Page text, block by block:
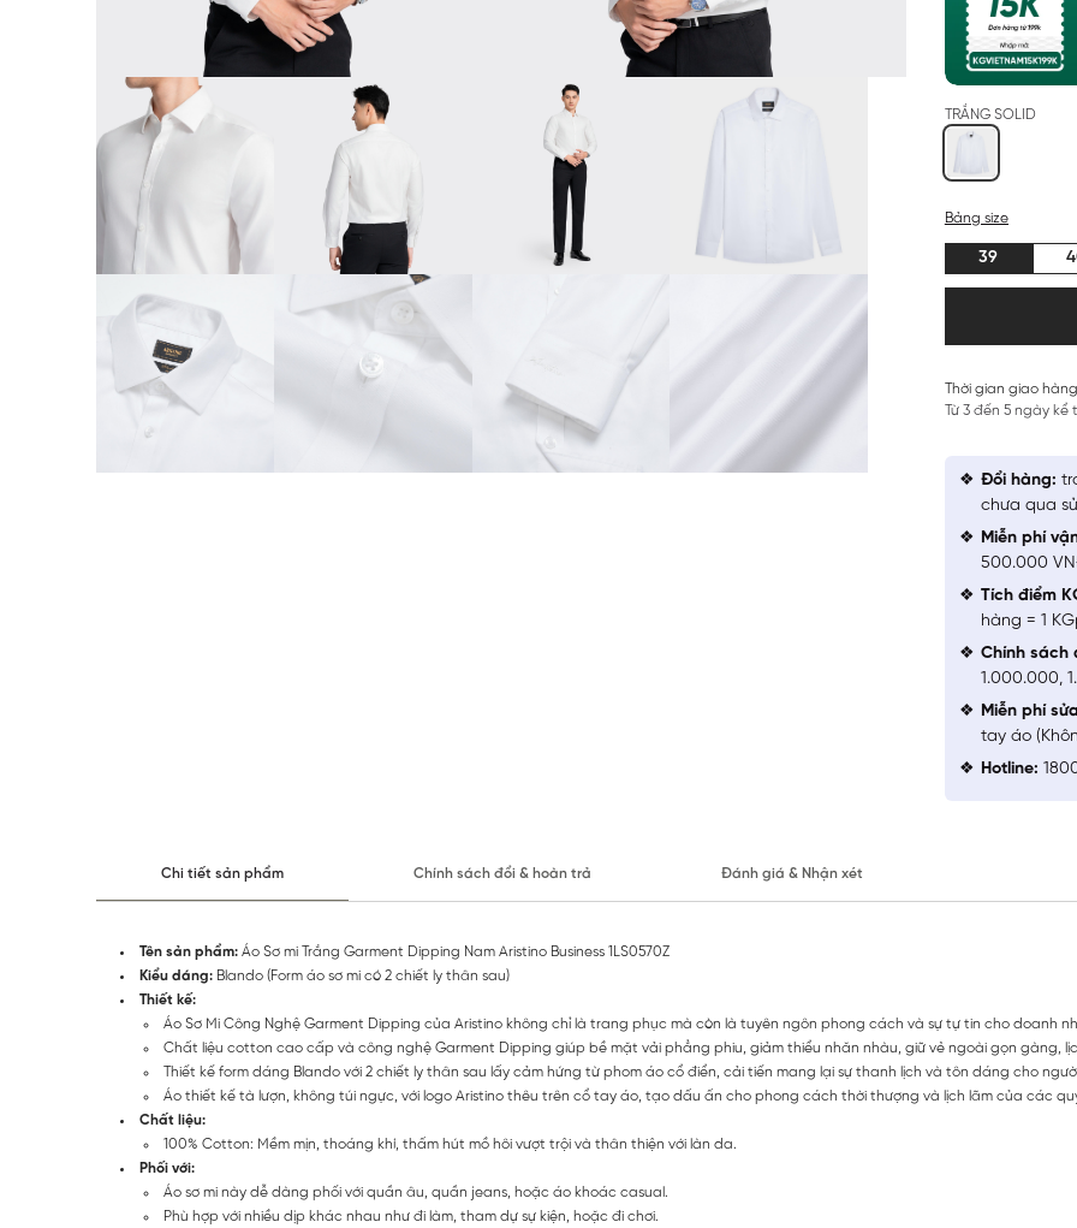
TRẮNG SOLID
Bảng size
39
Thời gian giao
Từ 3 đến 5 ngày
Đổi hàng:
chưa qua
Miễn phí
500.000
Tích điểm
hàng = 1
Chính sách
1.000.000,
Miễn phí
tay áo
Hotline:
Chi tiết sản phẩm Chính sách đổi & hoàn trả Đánh giá & Nhận xét
Tên sản phẩm: Áo Sơ mi Trắng Garment Dipping Nam Aristino Business 1LS0570Z
Kiểu dáng: Blando (Form áo sơ mi có 2 chiết ly thân sau)
Thiết kế:
Áo Sơ Mi Công Nghệ Garment Dipping của Aristino không chỉ là trang phục mà còn là tuyên ngôn phong cách và sự tự tin cho doanh
Chất liệu cotton cao cấp và công nghệ Garment Dipping giúp bề mặt vải phẳng phiu, giảm thiểu nhăn nhàu, giữ vẻ ngoài gọn gàng,
Thiết kế form dáng Blando với 2 chiết ly thân sau lấy cảm hứng từ phom áo cổ điển, cải tiến mang lại sự thanh lịch và tôn dáng cho
Áo thiết kế tà lượn, không túi ngực, với logo Aristino thêu trên cổ tay áo, tạo dấu ấn cho phong cách thời thượng và lịch lãm của các
Chất liệu:
100% Cotton: Mềm mịn, thoáng khí, thấm hút mồ hôi vượt trội và thân thiện với làn da.
Phối với:
Áo sơ mi này dễ dàng phối với quần âu, quần jeans, hoặc áo khoác casual.
Phù hợp với nhiều dịp khác nhau như đi làm, tham dự sự kiện, hoặc đi chơi.